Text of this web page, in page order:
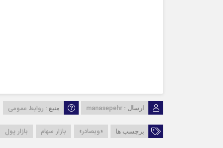
ارسال : manasepehr منبع : روابط عمومی
برچسب ها «وبصادر» بازار سهام بازار پول